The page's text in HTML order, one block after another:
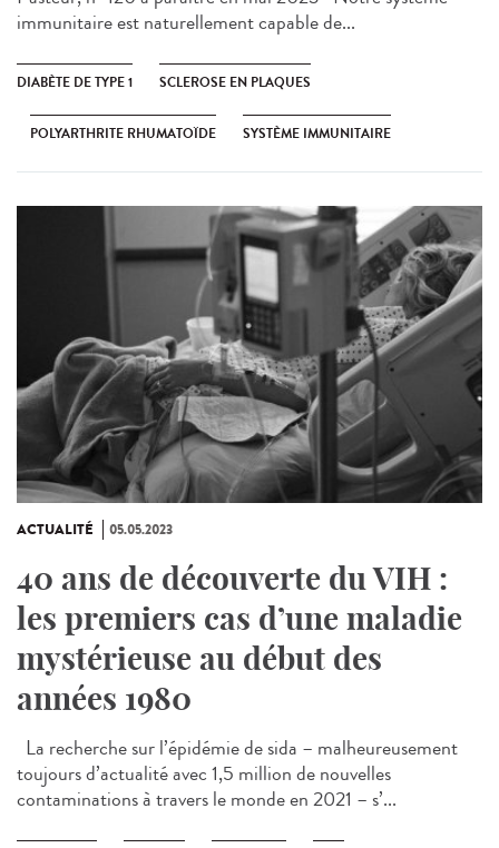
immunitaire est naturellement capable de...
DIABÈTE DE TYPE 1 SCLEROSE EN PLAQUES
POLYARTHRITE RHUMATOÏDE SYSTÈME IMMUNITAIRE
ACTUALITÉ 05.05.2023
40 ans de découverte du VIH :
les premiers cas d’une maladie
mystérieuse au début des
années 1980
La recherche sur l’épidémie de sida – malheureusement
toujours d’actualité avec 1,5 million de nouvelles
contaminations à travers le monde en 2021 – s’...